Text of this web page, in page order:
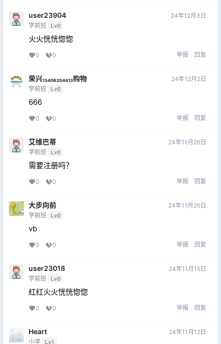
user23904
学前班 Lv0
24年12月3日
火火恍恍惚惚
0 0 举报 回复
荣兴₁₃₄₀₆₃₅₄₄₁₃购物
学前班 Lv0
24年12月2日
666
0 0 举报 回复
艾维巴蒂
学前班 Lv0
24年11月26日
需要注册吗？
0 0 举报 回复
大步向前
学前班 Lv0
24年11月26日
vb
0 0 举报 回复
user23018
学前班 Lv0
24年11月15日
红红火火恍恍惚惚
0 0 举报 回复
Heart
小学 Lv1
24年11月12日